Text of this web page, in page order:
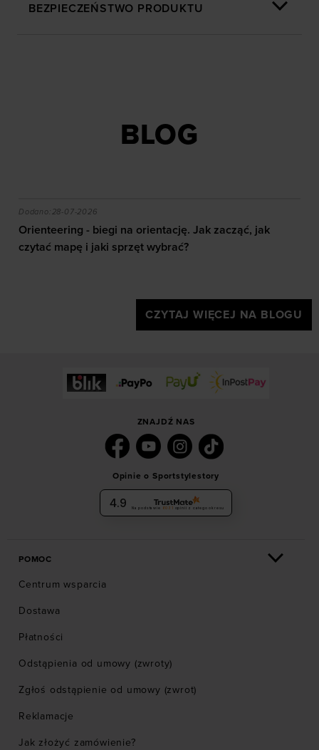
BEZPIECZEŃSTWO PRODUKTU
BLOG
efekty daje trening?
Orienteering - biegi na orientację. Jak zacząć, jak
Dodano:28-07-2026
Orienteering - biegi na orientację. Jak zacząć, jak
czytać mapę i jaki sprzęt wybrać?
CZYTAJ WIĘCEJ NA BLOGU
ZNAJDŹ NAS
Opinie o Sportstylestory
4.9 Na podstawie 6031 opinii z całego okresu
POMOC
Centrum wsparcia
Dostawa
Płatności
Odstąpienia od umowy (zwroty)
Zgłoś odstąpienie od umowy (zwrot)
Reklamacje
Jak złożyć zamówienie?